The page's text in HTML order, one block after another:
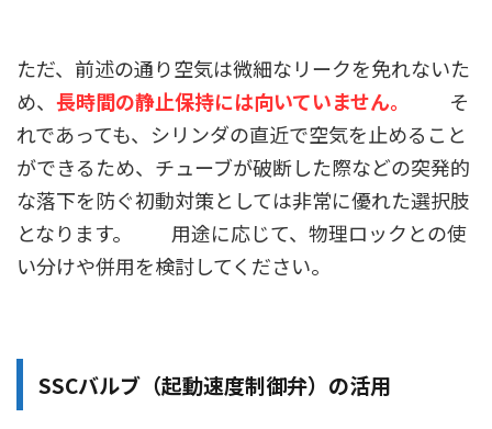
ただ、前述の通り空気は微細なリークを免れないた
め、 長時間の静止保持には向いていません。
そ
れであっても、シリンダの直近で空気を止めること
ができるため、チューブが破断した際などの突発的
な落下を防ぐ初動対策としては非常に優れた選択肢
となります。 用途に応じて、物理ロックとの使
い分けや併用を検討してください。
SSCバルブ（起動速度制御弁）の活用